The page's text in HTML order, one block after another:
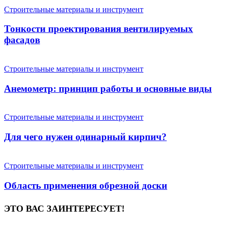
Строительные материалы и инструмент
Тонкости проектирования вентилируемых
фасадов
Строительные материалы и инструмент
Анемометр: принцип работы и основные виды
Строительные материалы и инструмент
Для чего нужен одинарный кирпич?
Строительные материалы и инструмент
Область применения обрезной доски
ЭТО ВАС ЗАИНТЕРЕСУЕТ!